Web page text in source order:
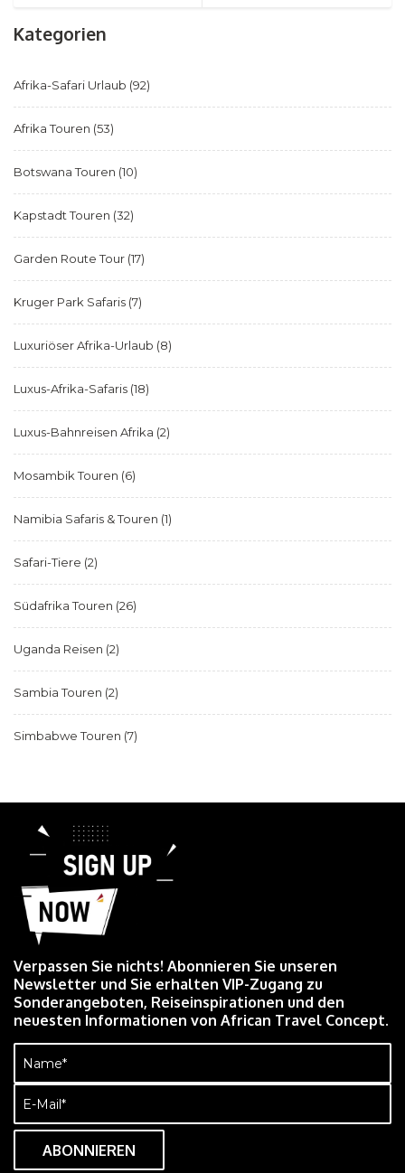
Kategorien
Afrika-Safari Urlaub (92)
Afrika Touren (53)
Botswana Touren (10)
Kapstadt Touren (32)
Garden Route Tour (17)
Kruger Park Safaris (7)
Luxuriöser Afrika-Urlaub (8)
Luxus-Afrika-Safaris (18)
Luxus-Bahnreisen Afrika (2)
Mosambik Touren (6)
Namibia Safaris & Touren (1)
Safari-Tiere (2)
Südafrika Touren (26)
Uganda Reisen (2)
Sambia Touren (2)
Simbabwe Touren (7)
Verpassen Sie nichts! Abonnieren Sie unseren
Newsletter und Sie erhalten VIP-Zugang zu
Sonderangeboten, Reiseinspirationen und den
neuesten Informationen von African Travel Concept.
Name
(erforderlich)
E-
Mail
(erforderlich)